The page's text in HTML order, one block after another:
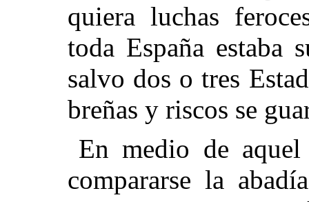
quiera luchas
toda España estaba
salvo dos o tres
breñas y riscos se
En medio de
compararse la